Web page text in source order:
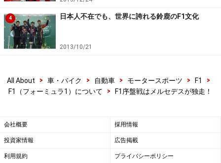
※記事内容は執筆時点のものです。最新の内容をご確認くださ
い。
1/2 次のページへ
4 日本人不在でも、世界に誇れる鈴鹿のF1文化
2013/10/21
All About > 車・バイク > 自動車 > モータースポーツ > F1
>
F1（フォーミュラ1）について
> F1序盤戦はメルセデスが独走！
会社概要 採用情報
投資家情報 広告掲載
利用規約 プライバシーポリシー